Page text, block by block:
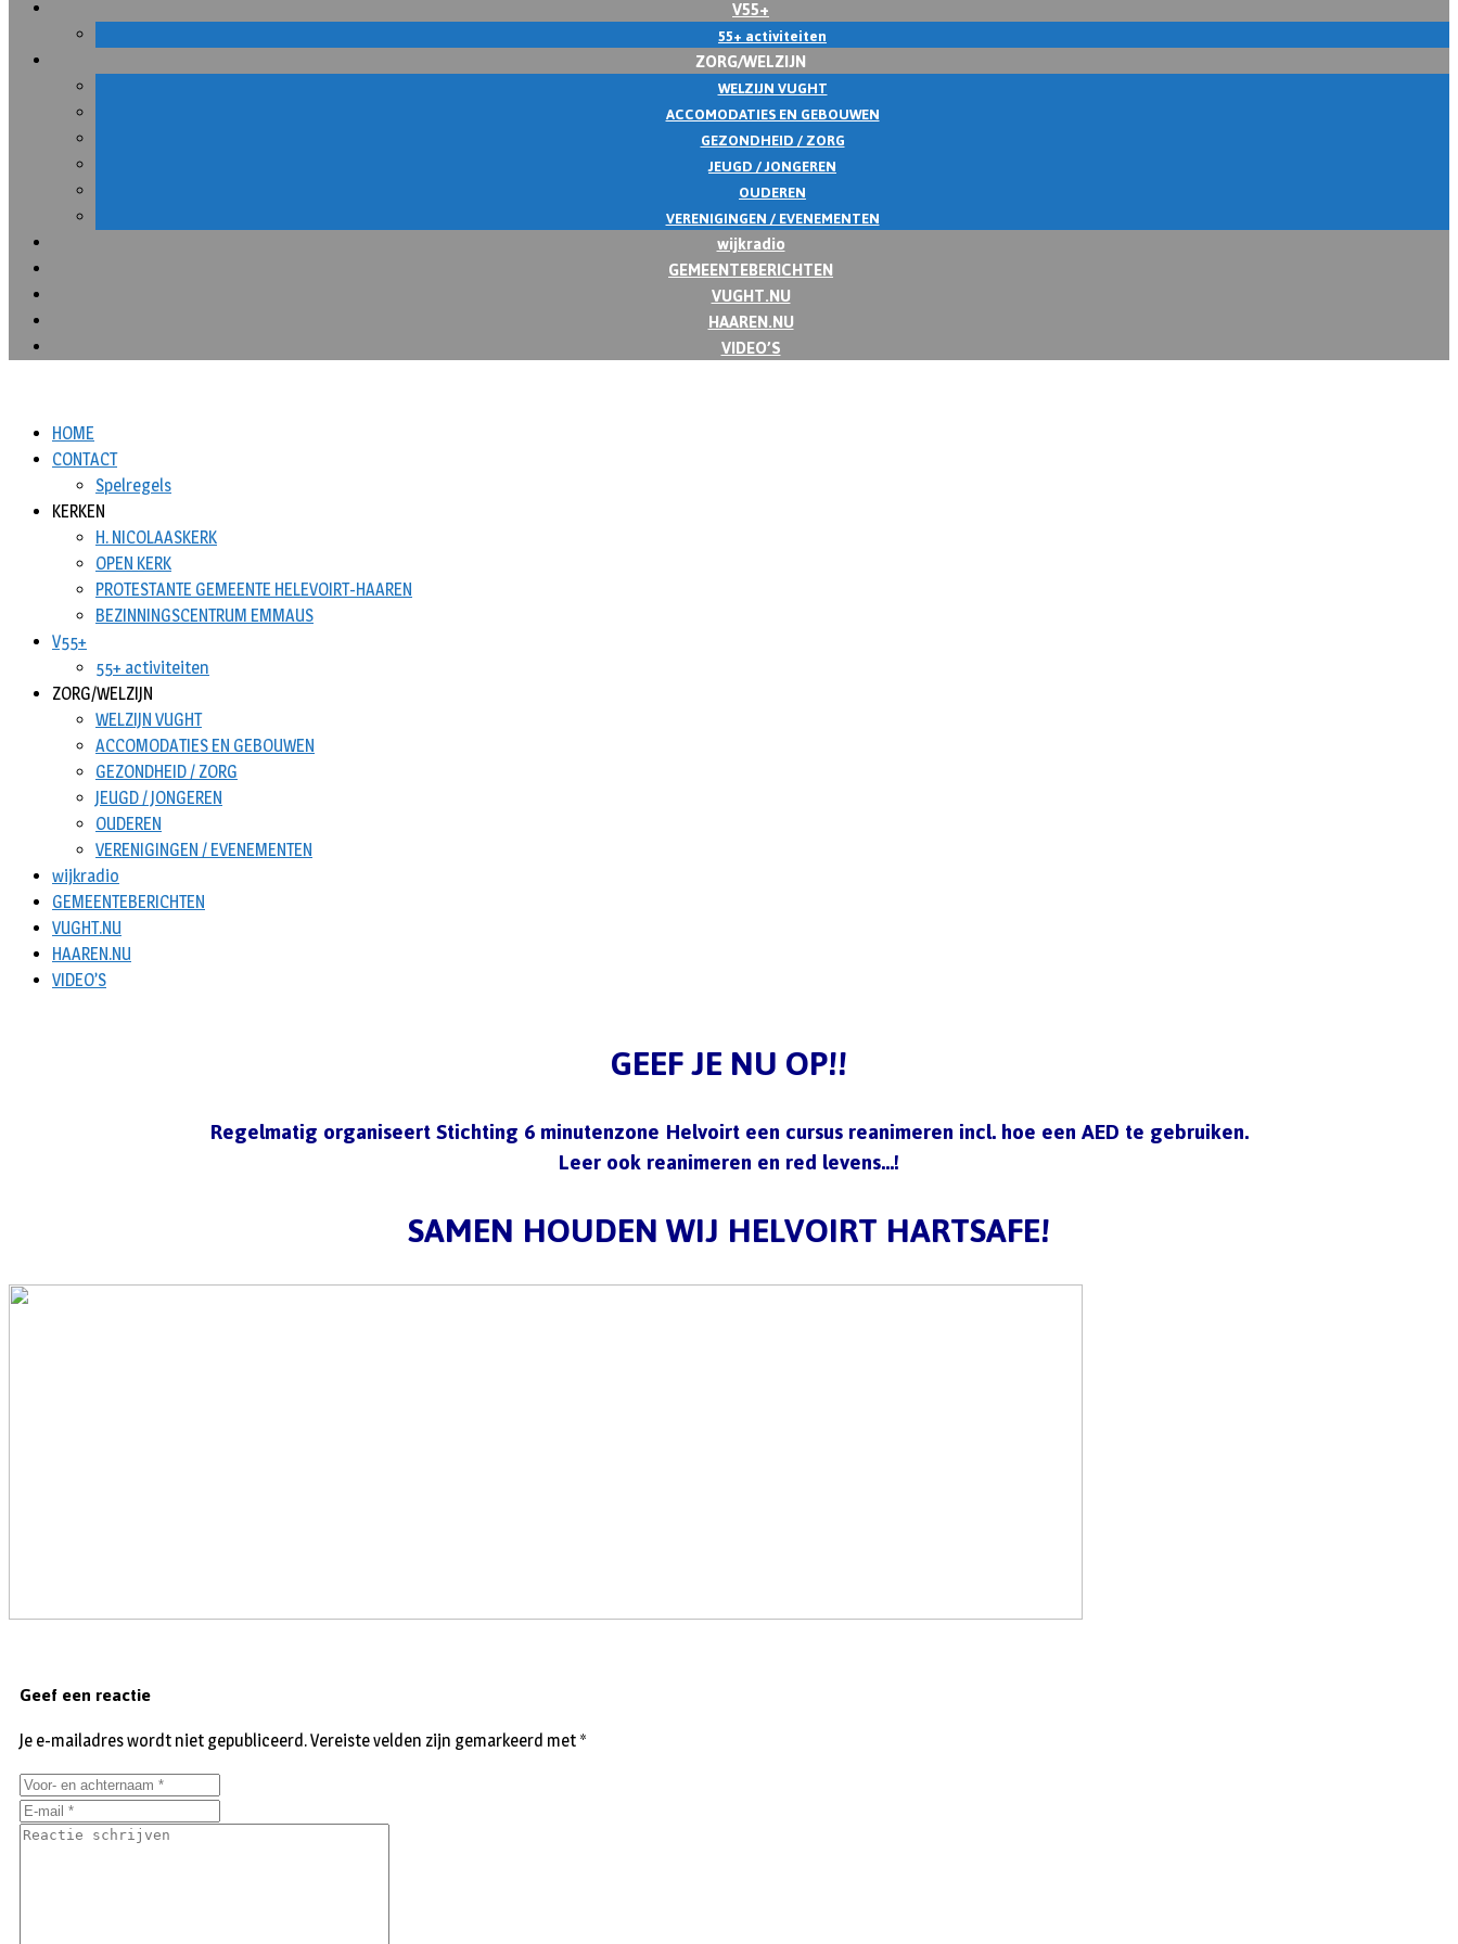
V55+
55+ activiteiten
ZORG/WELZIJN
WELZIJN VUGHT
ACCOMODATIES EN GEBOUWEN
GEZONDHEID / ZORG
JEUGD / JONGEREN
OUDEREN
VERENIGINGEN / EVENEMENTEN
wijkradio
GEMEENTEBERICHTEN
VUGHT.NU
HAAREN.NU
VIDEO’S
HOME
CONTACT
Spelregels
KERKEN
H. NICOLAASKERK
OPEN KERK
PROTESTANTE GEMEENTE HELEVOIRT-HAAREN
BEZINNINGSCENTRUM EMMAUS
V55+
55+ activiteiten
ZORG/WELZIJN
WELZIJN VUGHT
ACCOMODATIES EN GEBOUWEN
GEZONDHEID / ZORG
JEUGD / JONGEREN
OUDEREN
VERENIGINGEN / EVENEMENTEN
wijkradio
GEMEENTEBERICHTEN
VUGHT.NU
HAAREN.NU
VIDEO’S
GEEF JE NU OP!!
Regelmatig organiseert Stichting 6 minutenzone Helvoirt een cursus reanimeren incl. hoe een AED te gebruiken.
Leer ook reanimeren en red levens…!
SAMEN HOUDEN WIJ HELVOIRT HARTSAFE!
Geef een reactie
Je e-mailadres wordt niet gepubliceerd.Vereiste velden zijn gemarkeerd met *